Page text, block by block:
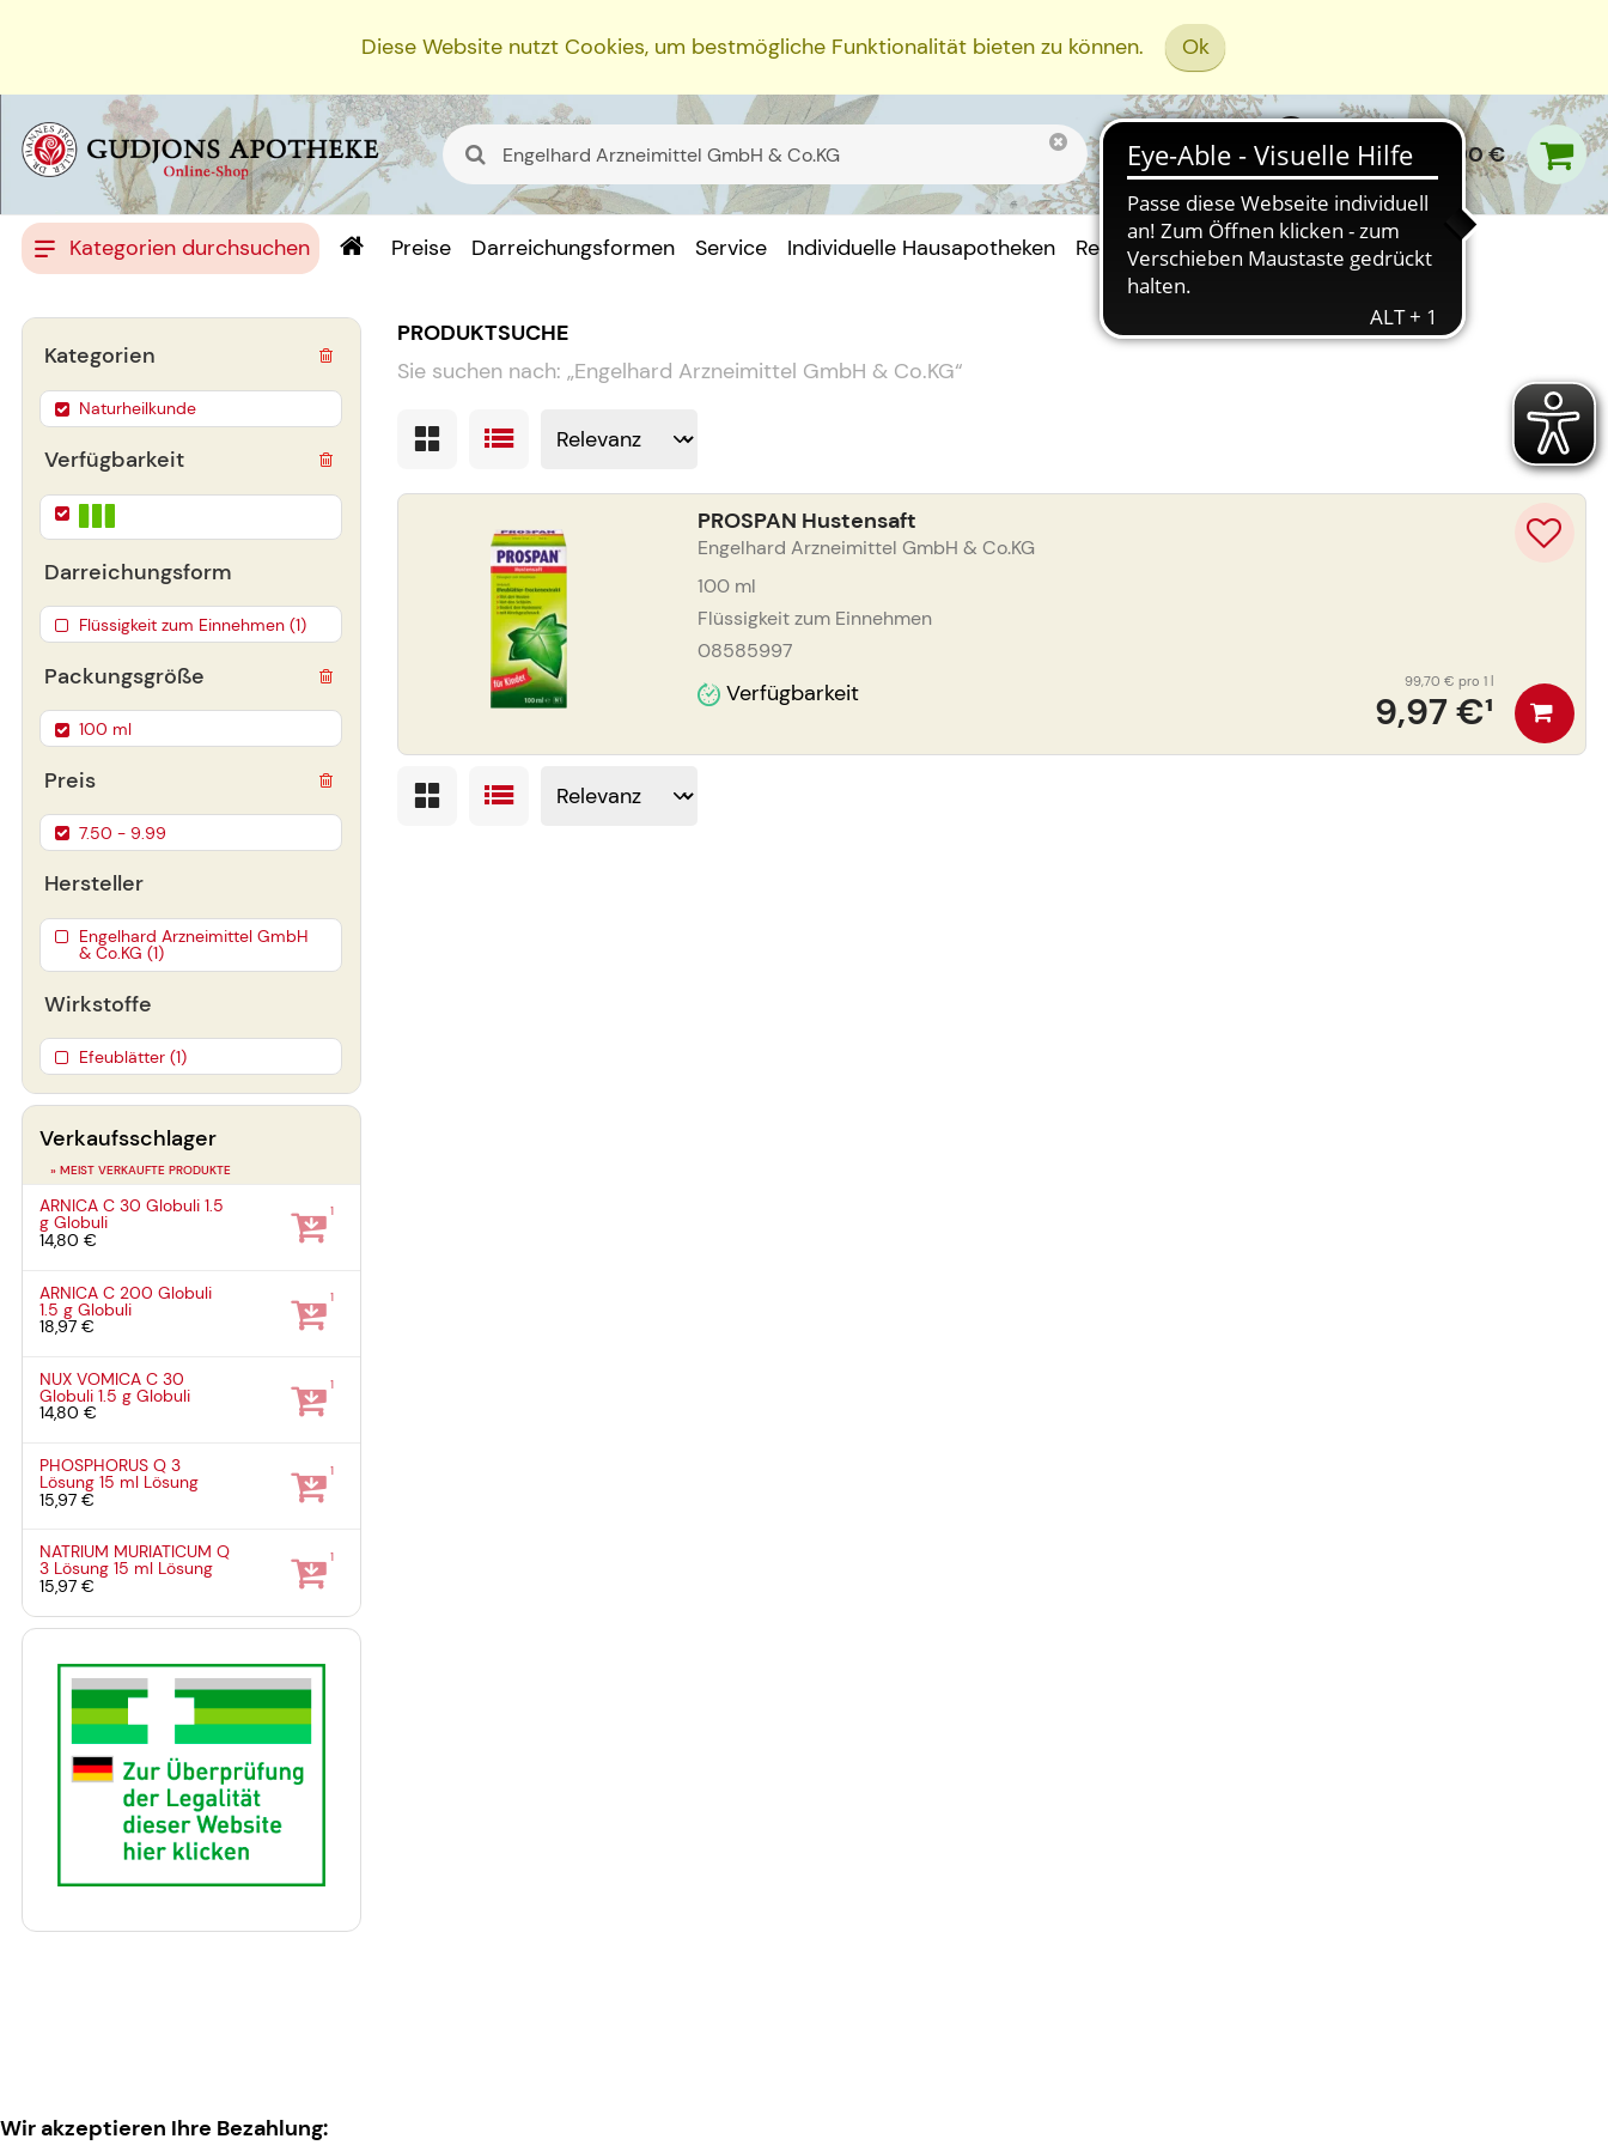
Diese Website nutzt Cookies, um bestmögliche Funktionalität bieten zu können. Ok
0,00 €
Kategorien durchsuchen Preise Darreichungsformen Service Individuelle Hausapotheken Rezept Einreichen
PRODUKTSUCHE
Sie suchen nach: „Engelhard Arzneimittel GmbH & Co.KG“
PROSPAN Hustensaft
Engelhard Arzneimittel GmbH & Co.KG
100 ml
Flüssigkeit zum Einnehmen
08585997
Verfügbarkeit 9,97 €¹
99,70 € pro 1 l
Verfügbarkeit
Darreichungsform
Flüssigkeit zum Einnehmen (1)
Packungsgröße
100 ml
Preis
7.50 - 9.99
Hersteller
Engelhard Arzneimittel GmbH
& Co.KG (1)
Wirkstoffe
Efeublätter (1)
Kategorien
Naturheilkunde
Verkaufsschlager
» MEIST VERKAUFTE PRODUKTE
ARNICA C 30 Globuli1.5
gGlobuli
14,80 €
1
ARNICA C 200 Globuli
1.5 gGlobuli
18,97 €
1
NUX VOMICA C 30
Globuli1.5 gGlobuli
14,80 €
1
PHOSPHORUS Q 3
Lösung15 ml Lösung
15,97 €
1
NATRIUM MURIATICUM Q
3 Lösung15 ml Lösung
15,97 €
1
Wir akzeptieren Ihre Bezahlung: